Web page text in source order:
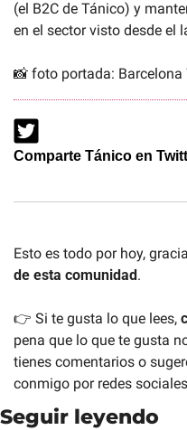
(el B2C de Tánico) y
en el sector visto desde el
📸 foto portada: Barcelona
Comparte Tánico en
Esto es todo por hoy,
de esta comunidad.
👉 Si te gusta lo que lees,
pena que lo que te gusta
tienes comentarios o
conmigo por redes
Seguir leyendo